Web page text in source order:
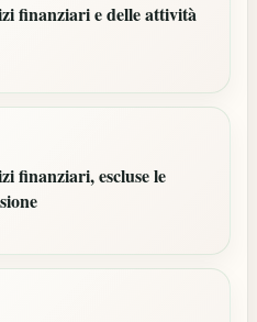
finanziari e delle attività
finanziari, escluse le